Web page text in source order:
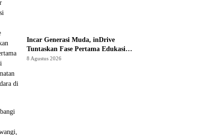
Incar Generasi Muda, inDrive
Tuntaskan Fase Pertama Edukasi
Keselamatan Berkendara di Jabar
8 Agustus 2026